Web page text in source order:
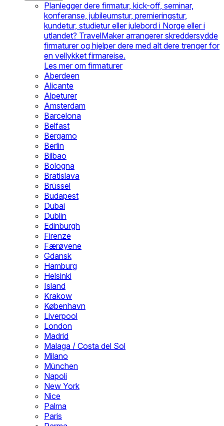
Planlegger dere firmatur, kick-off, seminar,
konferanse, jubileumstur, premieringstur,
kundetur, studietur eller julebord i Norge eller i
utlandet? TravelMaker arrangerer skreddersydde
firmaturer og hjelper dere med alt dere trenger for
en vellykket firmareise.
Les mer om firmaturer
Aberdeen
Alicante
Alpeturer
Amsterdam
Barcelona
Belfast
Bergamo
Berlin
Bilbao
Bologna
Bratislava
Brüssel
Budapest
Dubai
Dublin
Edinburgh
Firenze
Færøyene
Gdansk
Hamburg
Helsinki
Island
Krakow
København
Liverpool
London
Madrid
Malaga / Costa del Sol
Milano
München
Napoli
New York
Nice
Palma
Paris